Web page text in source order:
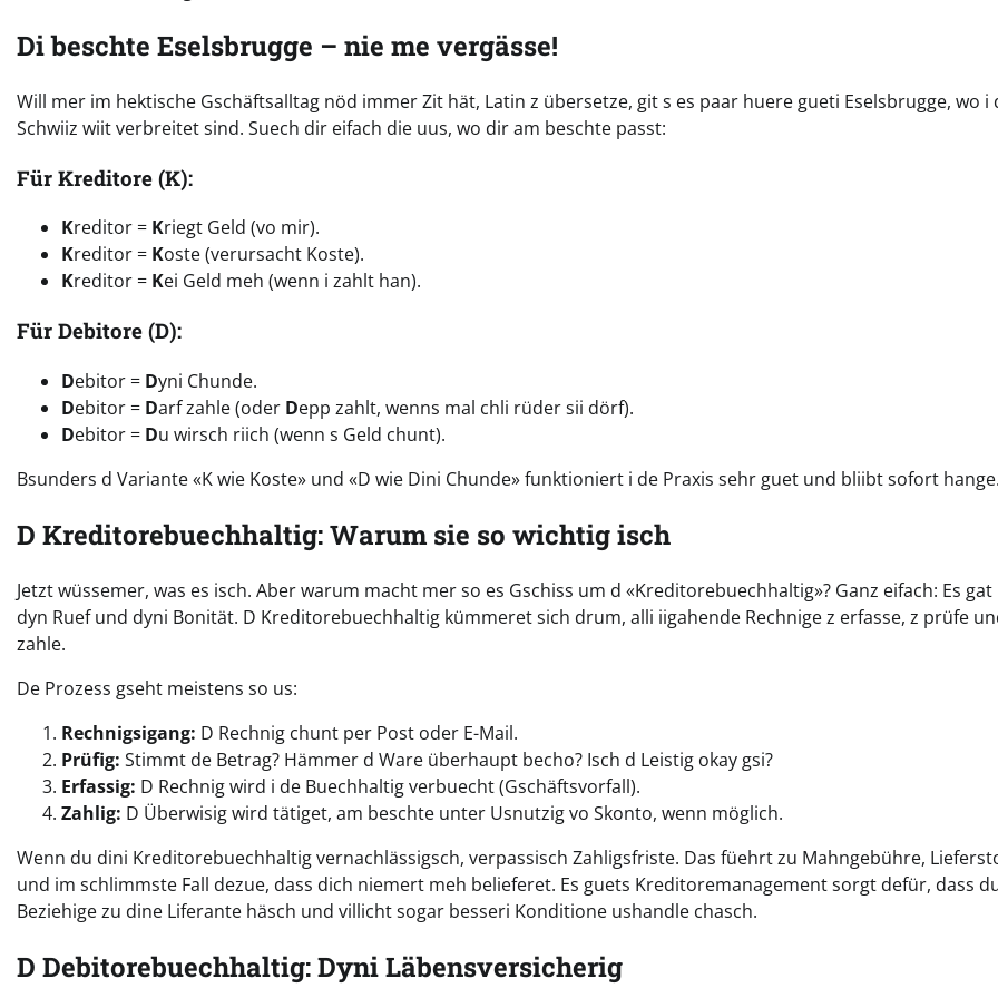
Di beschte Eselsbrugge – nie me vergässe!
Will mer im hektische Gschäftsalltag nöd immer Zit hät, Latin z übersetze, git s es paar huere gueti Eselsbrugge, wo i
Schwiiz wiit verbreitet sind. Suech dir eifach die uus, wo dir am beschte passt:
Für Kreditore (K):
Kreditor = Kriegt Geld (vo mir).
Kreditor = Koste (verursacht Koste).
Kreditor = Kei Geld meh (wenn i zahlt han).
Für Debitore (D):
Debitor = Dyni Chunde.
Debitor = Darf zahle (oder Depp zahlt, wenns mal chli rüder sii dörf).
Debitor = Du wirsch riich (wenn s Geld chunt).
Bsunders d Variante «K wie Koste» und «D wie Dini Chunde» funktioniert i de Praxis sehr guet und bliibt sofort
D Kreditorebuechhaltig: Warum sie so wichtig isch
Jetzt wüssemer, was es isch. Aber warum macht mer so es Gschiss um d «Kreditorebuechhaltig»? Ganz eifach: Es
dyn Ruef und dyni Bonität. D Kreditorebuechhaltig kümmeret sich drum, alli iigahende Rechnige z erfasse, z prüfe
zahle.
De Prozess gseht meistens so us:
Rechnigsigang: D Rechnig chunt per Post oder E-Mail.
Prüfig: Stimmt de Betrag? Hämmer d Ware überhaupt becho? Isch d Leistig okay gsi?
Erfassig: D Rechnig wird i de Buechhaltig verbuecht (Gschäftsvorfall).
Zahlig: D Überwisig wird tätiget, am beschte unter Usnutzig vo Skonto, wenn möglich.
Wenn du dini Kreditorebuechhaltig vernachlässigsch, verpassisch Zahligsfriste. Das füehrt zu Mahngebühre,
und im schlimmste Fall dezue, dass dich niemert meh belieferet. Es guets Kreditoremanagement sorgt defür, dass
Beziehige zu dine Liferante häsch und villicht sogar besseri Konditione ushandle chasch.
D Debitorebuechhaltig: Dyni Läbensversicherig